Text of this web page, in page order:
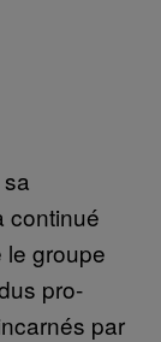
continué
le groupe
pro-
par